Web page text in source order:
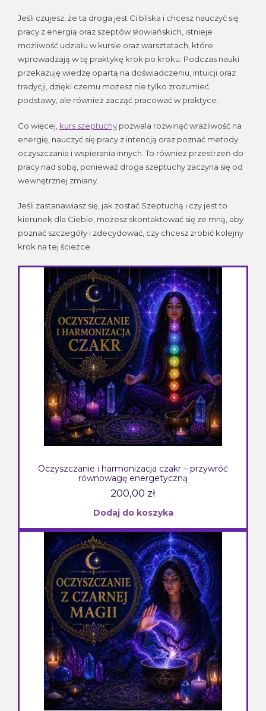
Jeśli czujesz, że ta droga jest Ci bliska i chcesz nauczyć się
pracy z energią oraz szeptów słowiańskich, istnieje
możliwość udziału w kursie oraz warsztatach, które
wprowadzają w tę praktykę krok po kroku. Podczas nauki
przekazuję wiedzę opartą na doświadczeniu, intuicji oraz
tradycji, dzięki czemu możesz nie tylko zrozumieć
podstawy, ale również zacząć pracować w praktyce.
Co więcej, kurs szeptuchy pozwala rozwinąć wrażliwość na
energię, nauczyć się pracy z intencją oraz poznać metody
oczyszczania i wspierania innych. To również przestrzeń do
pracy nad sobą, ponieważ droga szeptuchy zaczyna się od
wewnętrznej zmiany.
Jeśli zastanawiasz się, jak zostać Szeptuchą i czy jest to
kierunek dla Ciebie, możesz skontaktować się ze mną, aby
poznać szczegóły i zdecydować, czy chcesz zrobić kolejny
krok na tej ścieżce.
Oczyszczanie i harmonizacja czakr – przywróć
równowagę energetyczną
200,00 zł
Dodaj do koszyka